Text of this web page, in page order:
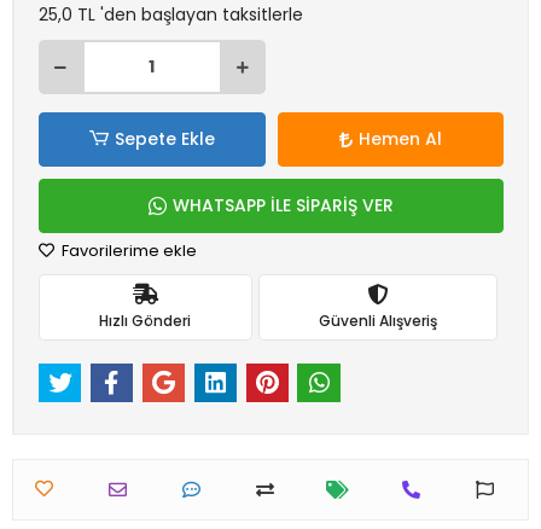
25,0 TL 'den başlayan taksitlerle
Sepete Ekle Hemen Al
WHATSAPP İLE SİPARİŞ VER
Favorilerime ekle
Hızlı Gönderi Güvenli Alışveriş